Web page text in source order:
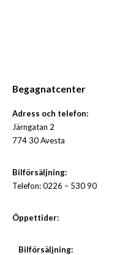
Begagnatcenter
Adress och telefon:
Järngatan 2
774 30 Avesta
Bilförsäljning:
Telefon: 0226 – 530 90
Öppettider:
Bilförsäljning: